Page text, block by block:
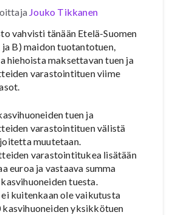
Jouko Tikkanen
vahvisti tänään Etelä-Suomen
B) maidon tuotantotuen,
hiehoista maksettavan tuen ja
varastointituen viime
tuen ja
varastointituen välistä
muutetaan.
varastointitukea lisätään
euroa ja vastaava summa
tuesta.
kuitenkaan ole vaikutusta
kasvihuoneiden yksikkötuen